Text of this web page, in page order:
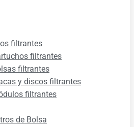
filtrantes
filtrantes
filtrantes
y discos filtrantes
filtrantes
de Bolsa